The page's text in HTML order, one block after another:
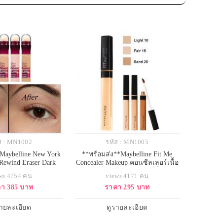
: MN1002
New York
Eraser Dark
หรับผิวขาวเหลือง
ปิดแพนด้ายอดฮิตที่
ดีมาก เนื้อน้ำ เกลี่ย
4754 คน
385 บาท
ยละเอียด
รหัส : MN1005
**พร้อมส่ง**Maybelline Fit Me
Concealer Makeup คอนซีลเลอร์เนื้อ
ปกปิดรอยหมองคล้ำใต้ตาได้ดี ทา
แล้วไม่เป็นคราบ ปิดริ้วรอยได้อย่าง
เป็นธรรมชาติ ติดทนนานตลอดวัน
ผ่านการตรวจสอบจากจักษุแพทย์
views 4171 คน
ราคา 295 บาท
ดูรายละเอียด